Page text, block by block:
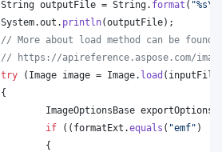
String outputFile = String. format ( "%s\\
System.out . println(outputFile);
// More about load method can be found
// https://apireference.aspose.com/
try ( Image image = Image. load ( inputFile
		{
ImageOptionsBase exportOptions
if (( formatExt .equals ( "emf" )
			{